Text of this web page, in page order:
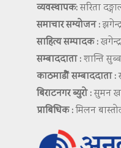
व्यवस्थापक:सरिता
समाचार सम्योजन :
साहित्य सम्पादक :
सम्बाददाता :शान्ति
काठमाडौं सम्बाददाता :
बिराटनगर ब्युरो :सुमन
प्राबिधिक :मिलन